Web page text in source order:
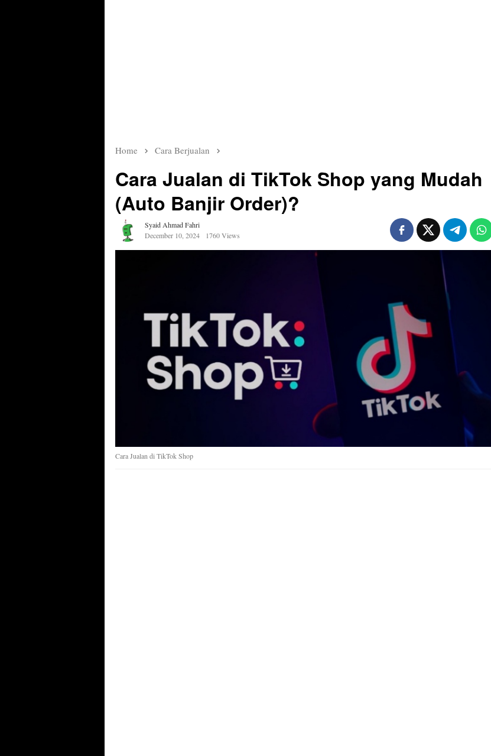
Home Cara Berjualan
Cara Jualan di TikTok Shop yang Mudah
(Auto Banjir Order)?
Syaid Ahmad Fahri
December 10, 2024
1760 Views
Cara Jualan di TikTok Shop